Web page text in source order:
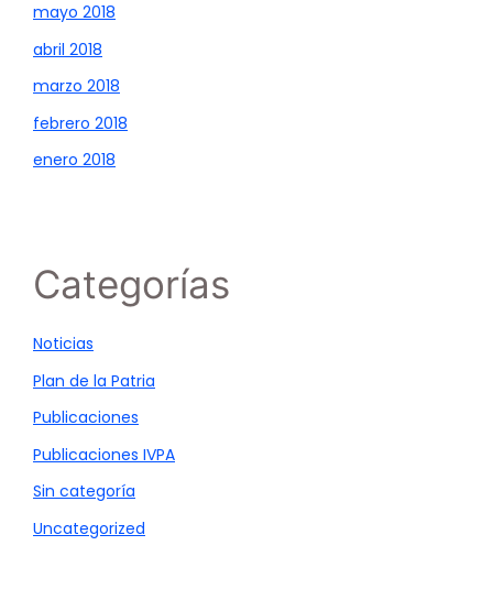
mayo 2018
abril 2018
marzo 2018
febrero 2018
enero 2018
Categorías
Noticias
Plan de la Patria
Publicaciones
Publicaciones IVPA
Sin categoría
Uncategorized